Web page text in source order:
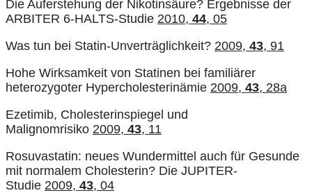
Die Auferstehung der Nikotinsäure? Ergebnisse der
ARBITER 6-HALTS-Studie 2010, 44, 05
Was tun bei Statin-Unverträglichkeit? 2009, 43, 91
Hohe Wirksamkeit von Statinen bei familiärer
heterozygoter Hypercholesterinämie 2009, 43, 28a
Ezetimib, Cholesterinspiegel und
Malignomrisiko 2009, 43, 11
Rosuvastatin: neues Wundermittel auch für Gesunde
mit normalem Cholesterin? Die JUPITER-
Studie 2009, 43, 04